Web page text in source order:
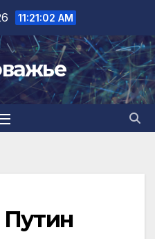
11:21:03 AM